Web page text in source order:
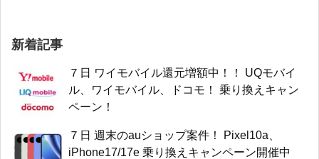
新着記事
７日 ワイモバイル還元増額中！！ UQモバイ
ル、ワイモバイル、ドコモ！ 乗り換えキャン
ペーン！
７日 週末のauショップ案件！ Pixel10a、
iPhone17/17e 乗り換えキャンペーン開催中